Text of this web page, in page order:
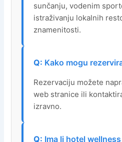
sunčanju, vodenim
istraživanju lokalnih
znamenitosti.
Kako mogu
Rezervaciju možete
web stranice ili
izravno.
Ima li hotel